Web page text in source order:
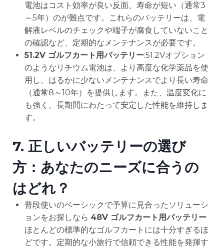
電池はコスト効率が良い反面、寿命が短い（通常3
～5年）のが難点です。これらのバッテリーは、電
解液レベルのチェックや端子が腐食していないこと
の確認など、定期的なメンテナンスが必要です。
51.2V ゴルフカート用バッテリー:51.2Vオプション
のようなリチウム電池は、より高度な化学薬品を使
用し、はるかに少ないメンテナンスでより長い寿命
（通常8～10年）を提供します。また、温度変化に
も強く、長期間にわたって安定した性能を維持しま
す。
7. 正しいバッテリーの選び
方：あなたのニーズに合うの
はどれ？
普段使いのベーシックで予算に見合ったソリューシ
ョンをお探しなら 48V ゴルフカート用バッテリー
ほとんどの標準的なゴルフカートには十分すぎるほ
どです。定期的な小旅行で信頼できる性能を発揮す